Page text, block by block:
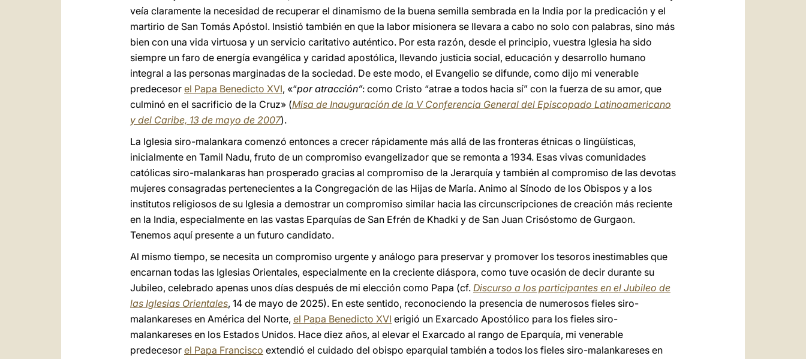
veía claramente la necesidad de recuperar el dinamismo de la buena semilla sembrada en la India por la predicación y el
martirio de San Tomás Apóstol. Insistió también en que la labor misionera se llevara a cabo no solo con palabras, sino más
bien con una vida virtuosa y un servicio caritativo auténtico. Por esta razón, desde el principio, vuestra Iglesia ha sido
siempre un faro de energía evangélica y caridad apostólica, llevando justicia social, educación y desarrollo humano
integral a las personas marginadas de la sociedad. De este modo, el Evangelio se difunde, como dijo mi venerable
predecesor el Papa Benedicto XVI, «“por atracción”: como Cristo “atrae a todos hacia sí” con la fuerza de su amor, que
culminó en el sacrificio de la Cruz» (Misa de Inauguración de la V Conferencia General del Episcopado Latinoamericano
y del Caribe, 13 de mayo de 2007).
La Iglesia siro-malankara comenzó entonces a crecer rápidamente más allá de las fronteras étnicas o lingüísticas,
inicialmente en Tamil Nadu, fruto de un compromiso evangelizador que se remonta a 1934. Esas vivas comunidades
católicas siro-malankaras han prosperado gracias al compromiso de la Jerarquía y también al compromiso de las devotas
mujeres consagradas pertenecientes a la Congregación de las Hijas de María. Animo al Sínodo de los Obispos y a los
institutos religiosos de su Iglesia a demostrar un compromiso similar hacia las circunscripciones de creación más reciente
en la India, especialmente en las vastas Eparquías de San Efrén de Khadki y de San Juan Crisóstomo de Gurgaon.
Tenemos aquí presente a un futuro candidato.
Al mismo tiempo, se necesita un compromiso urgente y análogo para preservar y promover los tesoros inestimables que
encarnan todas las Iglesias Orientales, especialmente en la creciente diáspora, como tuve ocasión de decir durante su
Jubileo, celebrado apenas unos días después de mi elección como Papa (cf. Discurso a los participantes en el Jubileo de
las Iglesias Orientales, 14 de mayo de 2025). En este sentido, reconociendo la presencia de numerosos fieles siro-
malankareses en América del Norte, el Papa Benedicto XVI erigió un Exarcado Apostólico para los fieles siro-
malankareses en los Estados Unidos. Hace diez años, al elevar el Exarcado al rango de Eparquía, mi venerable
predecesor el Papa Francisco extendió el cuidado del obispo eparquial también a todos los fieles siro-malankareses en